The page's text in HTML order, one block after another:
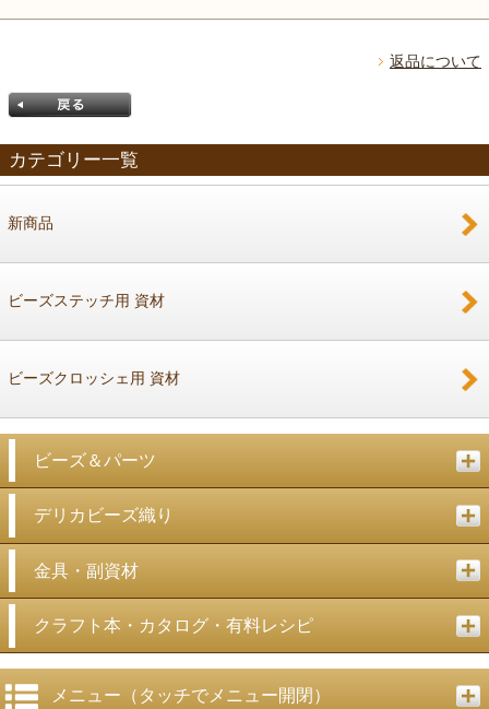
返品について
カテゴリー一覧
新商品
ビーズステッチ用 資材
ビーズクロッシェ用 資材
ビーズ＆パーツ
デリカビーズ織り
金具・副資材
クラフト本・カタログ・有料レシピ
メニュー（タッチでメニュー開閉）